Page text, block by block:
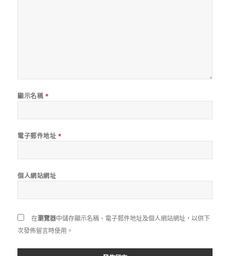
顯示名稱 *
電子郵件地址 *
個人網站網址
在瀏覽器中儲存顯示名稱、電子郵件地址及個人網站網址，以供下
次發佈留言時使用。